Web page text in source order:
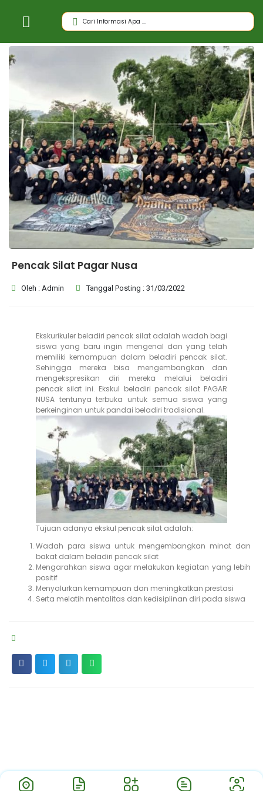
Pencak Silat Pagar Nusa
Oleh : Admin Tanggal Posting : 31/03/2022
Ekskurikuler beladiri pencak silat adalah wadah bagi
siswa yang baru ingin mengenal dan yang telah
memiliki kemampuan dalam beladiri pencak silat.
Sehingga mereka bisa mengembangkan dan
mengekspresikan diri mereka melalui beladiri
pencak silat ini. Ekskul beladiri pencak silat PAGAR
NUSA tentunya terbuka untuk semua siswa yang
berkeinginan untuk pandai beladiri tradisional.
Tujuan adanya ekskul pencak silat adalah:
Wadah para siswa untuk mengembangkan minat dan
bakat dalam beladiri pencak silat
Mengarahkan siswa agar melakukan kegiatan yang lebih
positif
Menyalurkan kemampuan dan meningkatkan prestasi
Serta melatih mentalitas dan kedisiplinan diri pada siswa